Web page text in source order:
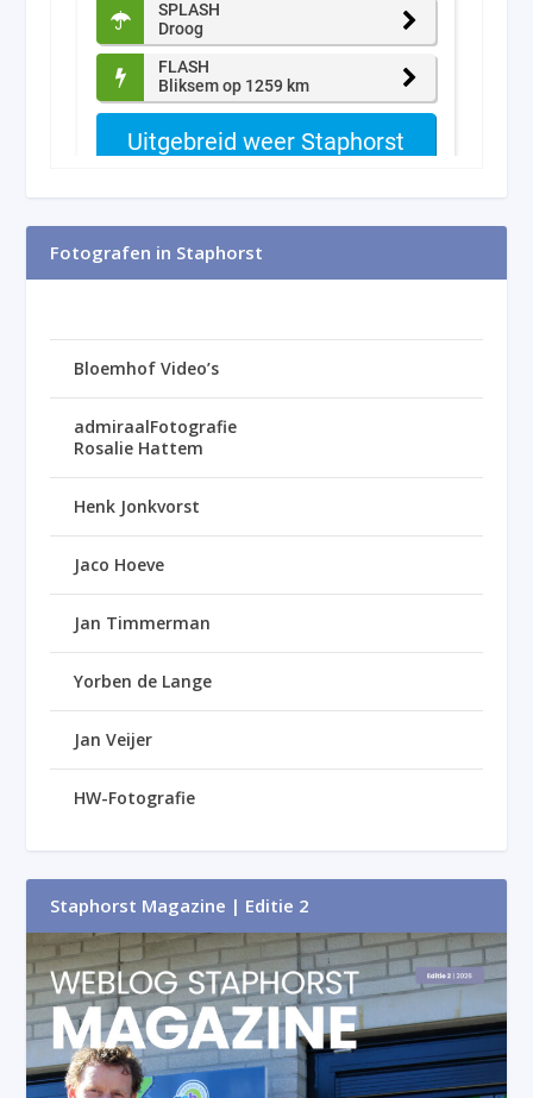
Fotografen in Staphorst
Bloemhof Video’s
admiraalFotografie
Rosalie Hattem
Henk Jonkvorst
Jaco Hoeve
Jan Timmerman
Yorben de Lange
Jan Veijer
HW-Fotografie
Staphorst Magazine | Editie 2